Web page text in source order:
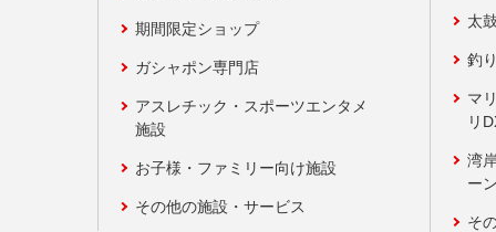
期間限定ショップ
ガシャポン専門店
アスレチック・スポーツエンタメ
施設
お子様・ファミリー向け施設
その他の施設・サービス
太
釣
マ
リ
湾
ー
そ